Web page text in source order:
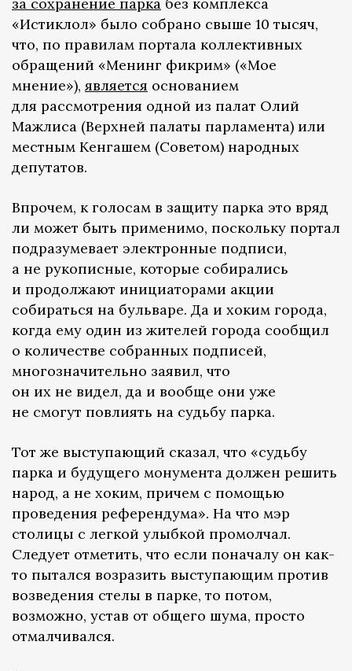
«Истиклол» было собрано свыше 10 тысяч,
что, по правилам портала коллективных
обращений «Менинг фикрим» («Мое
мнение»), является основанием
для рассмотрения одной из палат Олий
Мажлиса (Верхней палаты парламента) или
местным Кенгашем (Советом) народных
депутатов.
Впрочем, к голосам в защиту парка это вряд
ли может быть применимо, поскольку портал
подразумевает электронные подписи,
а не рукописные, которые собирались
и продолжают инициаторами акции
собираться на бульваре. Да и хоким города,
когда ему один из жителей города сообщил
о количестве собранных подписей,
многозначительно заявил, что
он их не видел, да и вообще они уже
не смогут повлиять на судьбу парка.
Тот же выступающий сказал, что «судьбу
парка и будущего монумента должен решить
народ, а не хоким, причем с помощью
проведения референдума». На что мэр
столицы с легкой улыбкой промолчал.
Следует отметить, что если поначалу он как-
то пытался возразить выступающим против
возведения стелы в парке, то потом,
возможно, устав от общего шума, просто
отмалчивался.